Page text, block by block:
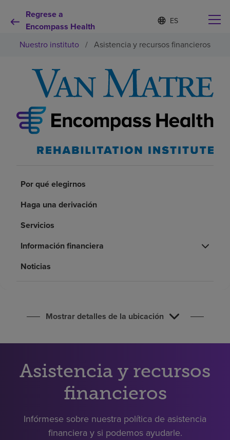
Regrese a
Encompass Health
Lista
de
idiomas
contraída
d
o
s
e
l
c
c
n
Por qué debe elegirnos
Servicios de rehabilitación
Pacientes y cuidadores
Recursos de salud
Acerca de nosotros
Pagar mi factura
Nuestro instituto / Asistencia y recursos financieros
Por qué elegirnos
Haga una derivación
Servicios
Información financiera
Noticias
Mostrar detalles de la ubicación
Asistencia y recursos
financieros
Infórmese sobre nuestra política de asistencia
financiera y si podemos ayudarle.